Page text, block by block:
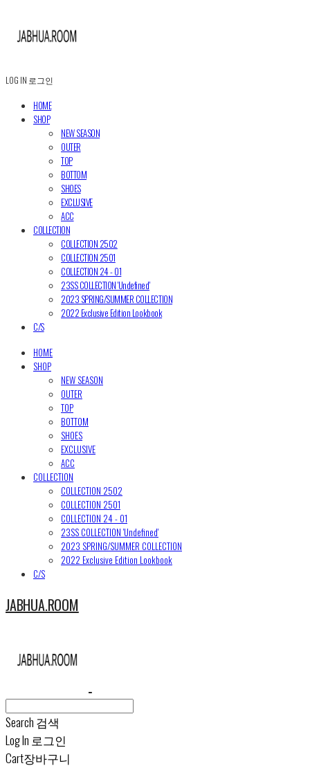
LOG IN 로그인
HOME
SHOP
NEW SEASON
OUTER
TOP
BOTTOM
SHOES
EXCLUSIVE
ACC
COLLECTION
COLLECTION 2502
COLLECTION 2501
COLLECTION 24 - 01
23SS COLLECTION 'Undefined'
2023 SPRING/SUMMER COLLECTION
2022 Exclusive Edition Lookbook
C/S
HOME
SHOP
NEW SEASON
OUTER
TOP
BOTTOM
SHOES
EXCLUSIVE
ACC
COLLECTION
COLLECTION 2502
COLLECTION 2501
COLLECTION 24 - 01
23SS COLLECTION 'Undefined'
2023 SPRING/SUMMER COLLECTION
2022 Exclusive Edition Lookbook
C/S
JABHUA.ROOM
Search 검색
Log In 로그인
Cart장바구니